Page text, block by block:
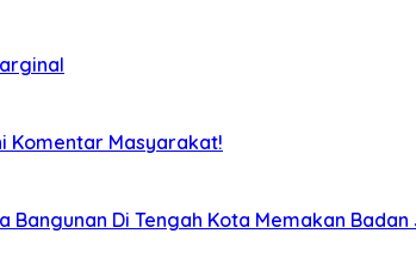
Komentar Masyarakat!
Di Tengah Kota Memakan Badan